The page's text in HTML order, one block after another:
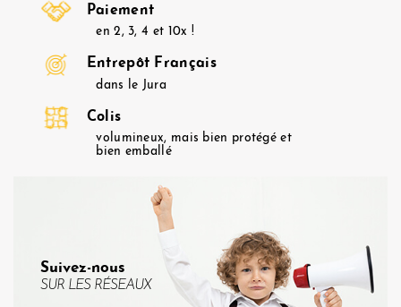
Paiement
en 2, 3, 4 et 10x !
Entrepôt Français
dans le Jura
Colis
volumineux, mais bien protégé et
bien emballé
Suivez-nous
SUR LES RÉSEAUX